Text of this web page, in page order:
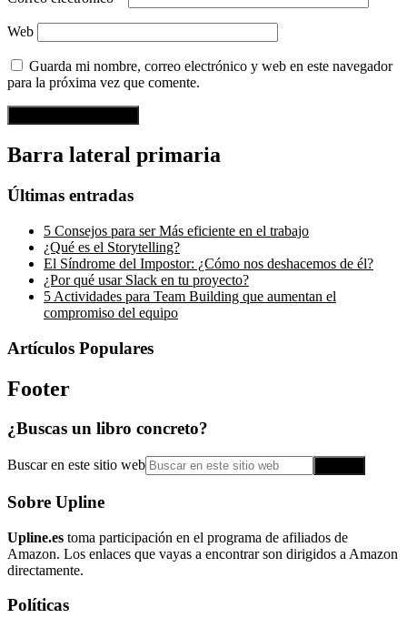
Web
Guarda mi nombre, correo electrónico y web en este navegador
para la próxima vez que comente.
Barra lateral primaria
Últimas entradas
5 Consejos para ser Más eficiente en el trabajo
¿Qué es el Storytelling?
El Síndrome del Impostor: ¿Cómo nos deshacemos de él?
¿Por qué usar Slack en tu proyecto?
5 Actividades para Team Building que aumentan el
compromiso del equipo
Artículos Populares
Footer
¿Buscas un libro concreto?
Buscar en este sitio web
Sobre Upline
Upline.es toma participación en el programa de afiliados de
Amazon. Los enlaces que vayas a encontrar son dirigidos a Amazon
directamente.
Políticas